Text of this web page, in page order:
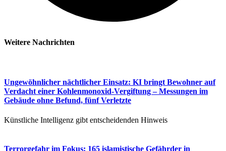
Weitere Nachrichten​
Ungewöhnlicher nächtlicher Einsatz: KI bringt Bewohner auf
Verdacht einer Kohlenmonoxid-Vergiftung – Messungen im
Gebäude ohne Befund, fünf Verletzte
Künstliche Intelligenz gibt entscheidenden Hinweis
Terrorgefahr im Fokus: 165 islamistische Gefährder in